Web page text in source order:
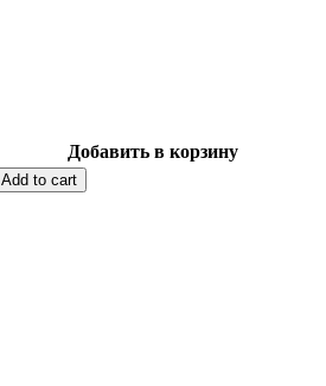
Добавить в корзину
Add to cart